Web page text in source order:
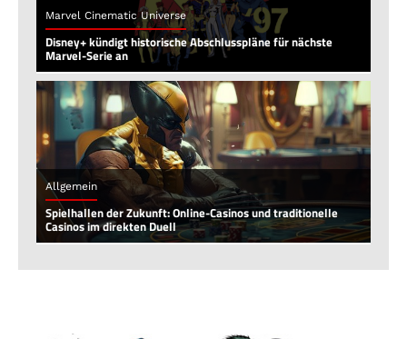
Marvel Cinematic Universe
Disney+ kündigt historische Abschlusspläne für nächste
Marvel-Serie an
Allgemein
Spielhallen der Zukunft: Online-Casinos und traditionelle
Casinos im direkten Duell